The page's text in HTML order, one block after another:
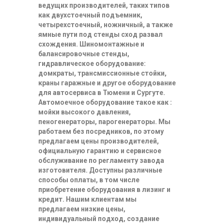
ведущих производителей, таких типов
как двухстоечный подъемник,
четырехстоечный, ножничный, а также
ямные пути под стенды сход развал
схождения. Шиномонтажные и
балансировочные стенды,
гидравлическое оборудование:
домкраты, трансмиссионные стойки,
краны гаражные и другое оборудование
для автосервиса в Тюмени и Сургуте.
Автомоечное оборудование такое как :
мойки высокого давления,
пеногенераторы, парогенераторы. Мы
работаем без посредников, по этому
предлагаем цены производителей,
официальную гарантию и сервисное
обслуживание по регламенту завода
изготовителя. Доступны различные
способы оплаты, в том числе
приобретение оборудования в лизинг и
кредит. Нашим клиентам мы
предлагаем низкие цены,
индивидуальный подход, создание